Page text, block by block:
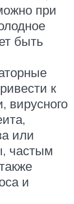
при
быть
к
вирусного
или
частым
и